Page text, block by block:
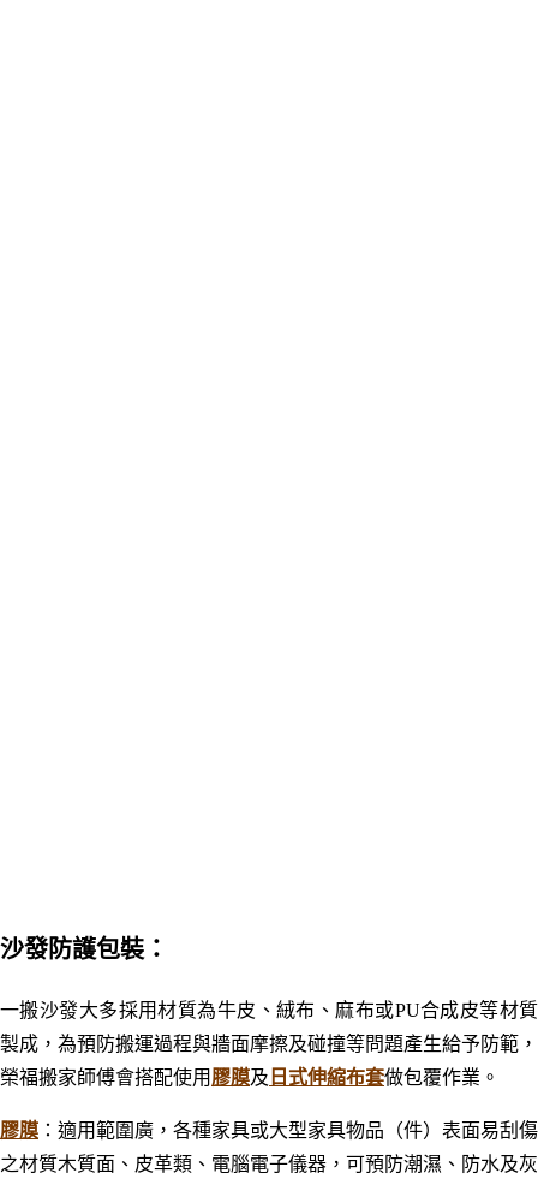
沙發防護包裝：
一搬沙發大多採用材質為牛皮、絨布 、 麻布或PU合成皮等材質
製成，為預防搬運過程與牆面摩擦及碰撞等問題產生給予防範，
榮福搬家師傅會搭配使用 膠膜及 日式伸縮布套做包覆作業。
膠膜 ： 適用範圍廣，各種家具或大型家具物品（件）表面易刮傷
之材質木質面、皮革類、電腦電子儀器，可預防潮濕、防水及灰